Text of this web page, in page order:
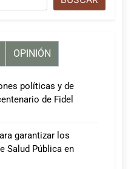
OPINIÓN
políticas y de
de Fidel
garantizar los
Salud Pública en